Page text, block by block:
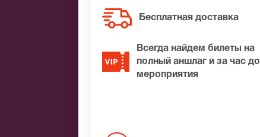
Бесплатная доставка
Всегда найдем билеты на
полный аншлаг и за час до
мероприятия